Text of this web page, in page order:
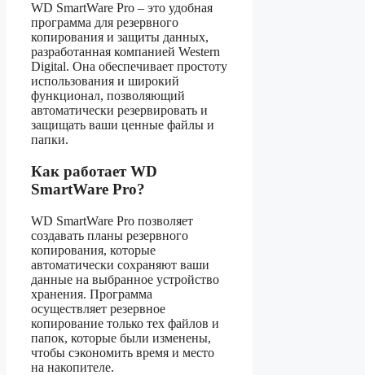
WD SmartWare Pro – это удобная
программа для резервного
копирования и защиты данных,
разработанная компанией Western
Digital. Она обеспечивает простоту
использования и широкий
функционал, позволяющий
автоматически резервировать и
защищать ваши ценные файлы и
папки.
Как работает WD
SmartWare Pro?
WD SmartWare Pro позволяет
создавать планы резервного
копирования, которые
автоматически сохраняют ваши
данные на выбранное устройство
хранения. Программа
осуществляет резервное
копирование только тех файлов и
папок, которые были изменены,
чтобы сэкономить время и место
на накопителе.